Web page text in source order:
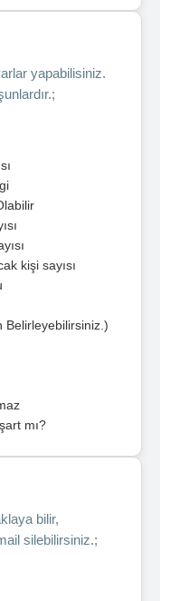
yapabilisiniz.
kişi sayısı
Belirleyebilirsiniz.)
mı?
bilir,
silebilirsiniz.;